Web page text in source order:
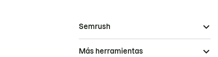
Semrush
Más herramientas